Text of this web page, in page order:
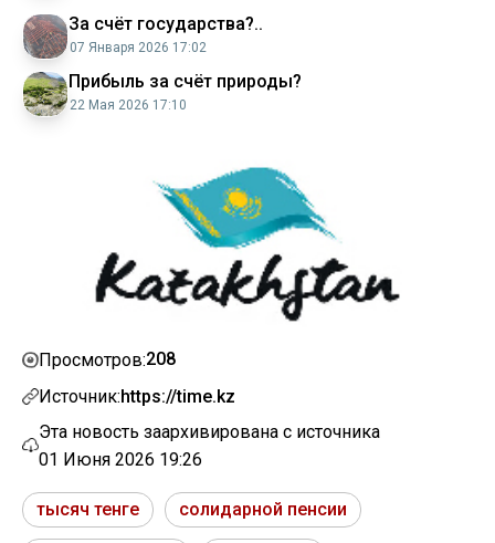
За счёт государства?..
07 Января 2026 17:02
Прибыль за счёт природы?
22 Мая 2026 17:10
Просмотров:208
Источник:https://time.kz
Эта новость заархивирована с источника
01 Июня 2026 19:26
тысяч тенге солидарной пенсии